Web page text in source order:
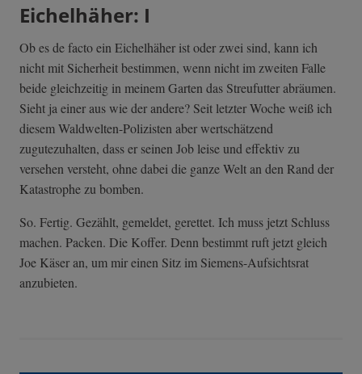
Eichelhäher: I
Ob es de facto ein Eichelhäher ist oder zwei sind, kann ich
nicht mit Sicherheit bestimmen, wenn nicht im zweiten Falle
beide gleichzeitig in meinem Garten das Streufutter abräumen.
Sieht ja einer aus wie der andere? Seit letzter Woche weiß ich
diesem Waldwelten-Polizisten aber wertschätzend
zugutezuhalten, dass er seinen Job leise und effektiv zu
versehen versteht, ohne dabei die ganze Welt an den Rand der
Katastrophe zu bomben.
So. Fertig. Gezählt, gemeldet, gerettet. Ich muss jetzt Schluss
machen. Packen. Die Koffer. Denn bestimmt ruft jetzt gleich
Joe Käser an, um mir einen Sitz im Siemens-Aufsichtsrat
anzubieten.